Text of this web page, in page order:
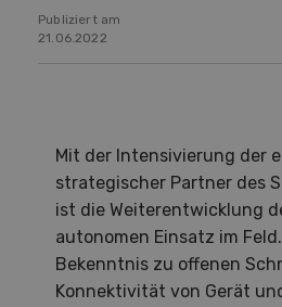
Publiziert am
21.06.2022
Mit der Intensivierung der
strategischer Partner des
ist die Weiterentwicklung
autonomen Einsatz im
Bekenntnis zu offenen
Konnektivität von Gerät